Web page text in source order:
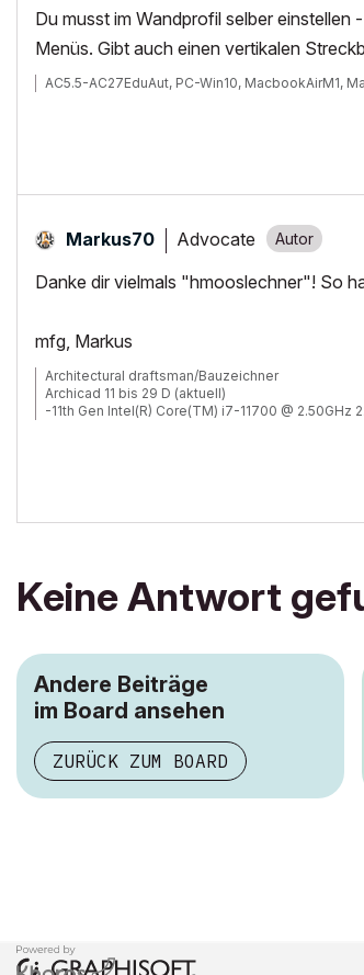
Du musst im Wandprofil selber
Menüs. Gibt auch einen vertikalen
AC5.5-AC27EduAut, PC-Win10, MacbookAirM1,
Markus70 Advocate
Danke dir vielmals "hmooslechner"! So
mfg, Markus
Architectural draftsman/Bauzeichner
Archicad 11 bis 29 D (aktuell)
-11th Gen Intel(R) Core(TM) i7-11700 @ 2.50GHz
Keine Antwort
Andere Beiträge
im Board ansehen
ZURÜCK ZUM BOARD